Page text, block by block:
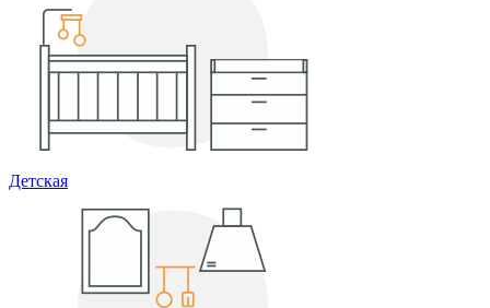
Детская